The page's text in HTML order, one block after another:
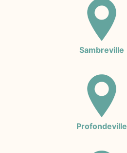
Sambreville
Profondeville